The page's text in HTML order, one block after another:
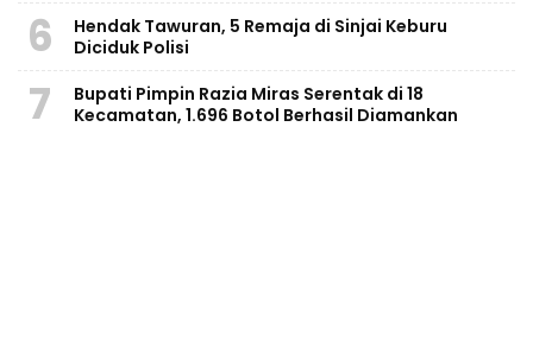
6
Hendak Tawuran, 5 Remaja di Sinjai Keburu
Diciduk Polisi
7
Bupati Pimpin Razia Miras Serentak di 18
Kecamatan, 1.696 Botol Berhasil Diamankan